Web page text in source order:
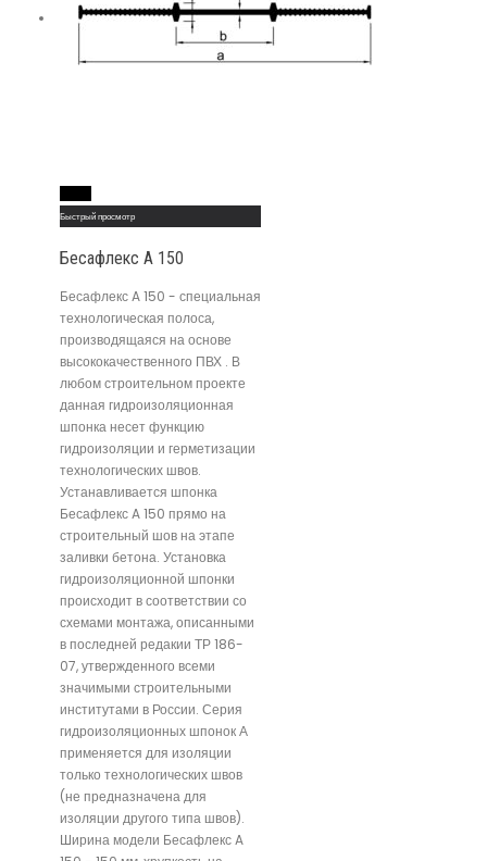
Быстрый просмотр
Бесафлекс A 150
Бесафлекс A 150 - специальная
технологическая полоса,
производящаяся на основе
высококачественного ПВХ . В
любом строительном проекте
данная гидроизоляционная
шпонка несет функцию
гидроизоляции и герметизации
технологических швов.
Устанавливается шпонка
Бесафлекс A 150 прямо на
строительный шов на этапе
заливки бетона. Установка
гидроизоляционной шпонки
происходит в соответствии со
схемами монтажа, описанными
в последней редакии ТР 186-
07, утвержденного всеми
значимыми строительными
институтами в России. Серия
гидроизоляционных шпонок А
применяется для изоляции
только технологических швов
(не предназначена для
изоляции другого типа швов).
Ширина модели Бесафлекс A